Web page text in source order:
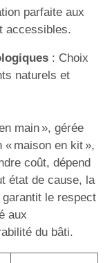
parfaite aux
accessibles.
: Choix
naturels et
main », gérée
« maison en kit »,
coût, dépend
état de cause, la
le respect
aux
du bâti.